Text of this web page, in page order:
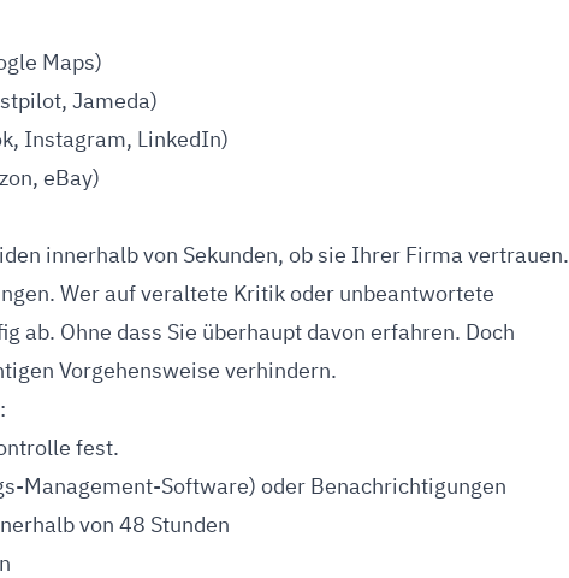
Maps)
Jameda)
Instagram, LinkedIn)
eBay)
innerhalb von Sekunden, ob sie Ihrer Firma vertrauen.
Wer auf veraltete Kritik oder unbeantwortete
ab. Ohne dass Sie überhaupt davon erfahren. Doch
Vorgehensweise verhindern.
fest.
Management-Software) oder Benachrichtigungen
von 48 Stunden